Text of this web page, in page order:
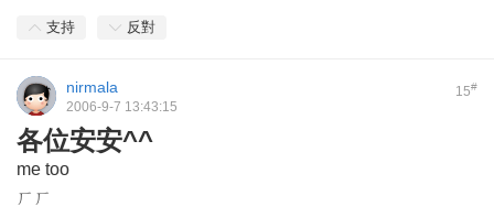
支持 反對
15#
nirmala
2006-9-7 13:43:15
各位安安^^
me too
ㄏㄏ